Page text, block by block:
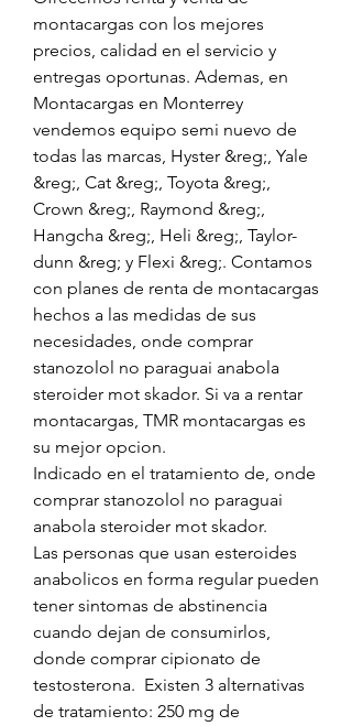
montacargas con los mejores
precios, calidad en el servicio y
entregas oportunas. Ademas, en
Montacargas en Monterrey
vendemos equipo semi nuevo de
todas las marcas, Hyster &reg;, Yale
&reg;, Cat &reg;, Toyota &reg;,
Crown &reg;, Raymond &reg;,
Hangcha &reg;, Heli &reg;, Taylor-
dunn &reg; y Flexi &reg;. Contamos
con planes de renta de montacargas
hechos a las medidas de sus
necesidades, onde comprar
stanozolol no paraguai anabola
steroider mot skador. Si va a rentar
montacargas, TMR montacargas es
su mejor opcion.
Indicado en el tratamiento de, onde
comprar stanozolol no paraguai
anabola steroider mot skador.
Las personas que usan esteroides
anabolicos en forma regular pueden
tener sintomas de abstinencia
cuando dejan de consumirlos,
donde comprar cipionato de
testosterona.  Existen 3 alternativas
de tratamiento: 250 mg de